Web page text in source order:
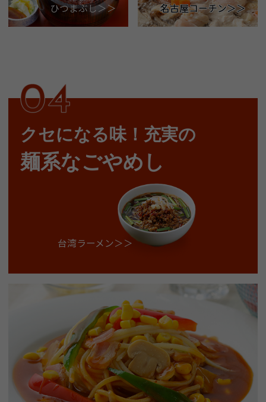
ひつまぶし＞＞ 名古屋コーチン＞＞
クセになる味！充実の
麺系なごやめし
台湾ラーメン＞＞